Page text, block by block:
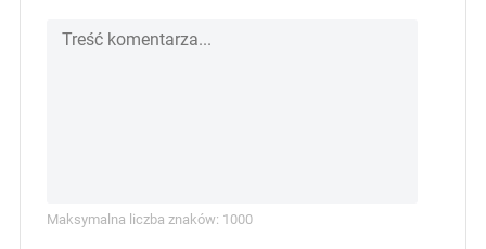
Maksymalna liczba znaków: 1000